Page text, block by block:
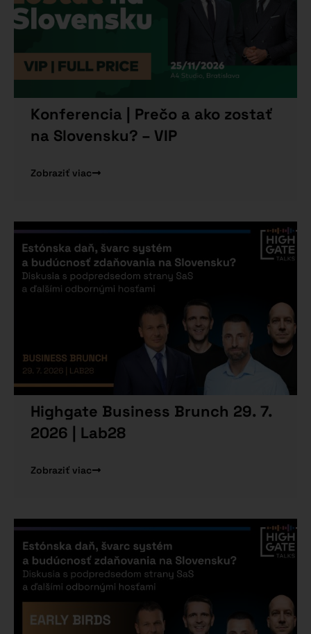
Konferencia | Prečo a ako zostať
na Slovensku? – VIP
Zobraziť viac
Highgate Business Brunch 29. 7.
2026 | Lab28
Zobraziť viac